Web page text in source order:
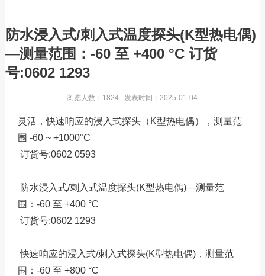
客户案例
联系我们
服务热线：13760205028
联系邮箱：liu56817@126.com
防水浸入式/刺入式温度探头(K型热电偶)
—测量范围：-60 至 +400 °C 订货
号:0602 1293
浏览人数：1824 发表时间：2025-01-04
灵活，快速响应的浸入式探头（K型热电偶），测量范
围 -60 ~ +1000°C
订货号:0602 0593
防水浸入式/刺入式温度探头(K型热电偶)—测量范
围：-60 至 +400 °C
订货号:0602 1293
快速响应的浸入式/刺入式探头(K型热电偶)，测量范
围：-60 至 +800 °C